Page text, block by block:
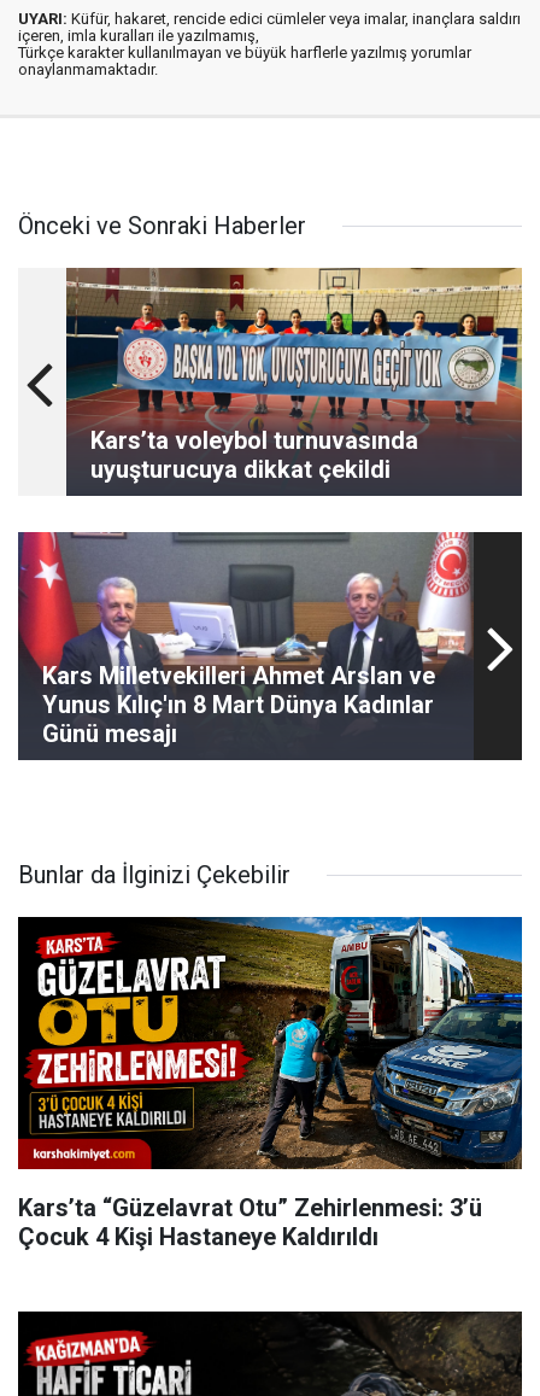
UYARI: Küfür, hakaret, rencide edici cümleler veya imalar, inançlara saldırı
içeren, imla kuralları ile yazılmamış,
Türkçe karakter kullanılmayan ve büyük harflerle yazılmış yorumlar
onaylanmamaktadır.
Önceki ve Sonraki Haberler
Kars’ta voleybol turnuvasında
uyuşturucuya dikkat çekildi
Kars Milletvekilleri Ahmet Arslan ve
Yunus Kılıç'ın 8 Mart Dünya Kadınlar
Günü mesajı
Bunlar da İlginizi Çekebilir
Kars’ta “Güzelavrat Otu” Zehirlenmesi: 3’ü
Çocuk 4 Kişi Hastaneye Kaldırıldı